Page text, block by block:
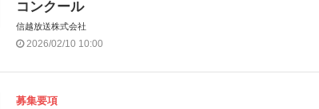
コンクール
信越放送株式会社
2026/02/10 10:00
募集要項